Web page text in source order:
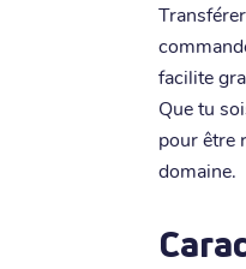
facilite
Que tu
pour être
domaine.